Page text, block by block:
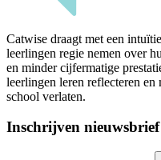
Catwise draagt met een
leerlingen regie nemen over
en minder cijfermatige
leerlingen leren reflecteren
school verlaten.
Inschrijven nieuwsbrief